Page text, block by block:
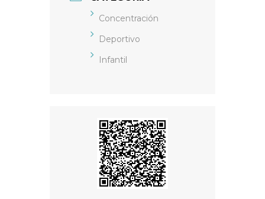
Concentración
Deportivo
Infantil